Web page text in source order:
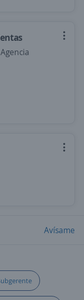
Avísame